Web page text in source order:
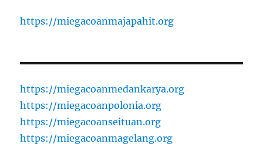
https://miegacoanmajapahit.org
https://miegacoanmedankarya.org
https://miegacoanpolonia.org
https://miegacoanseituan.org
https://miegacoanmagelang.org